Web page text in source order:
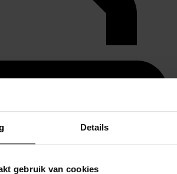
Details
gebruik van cookies